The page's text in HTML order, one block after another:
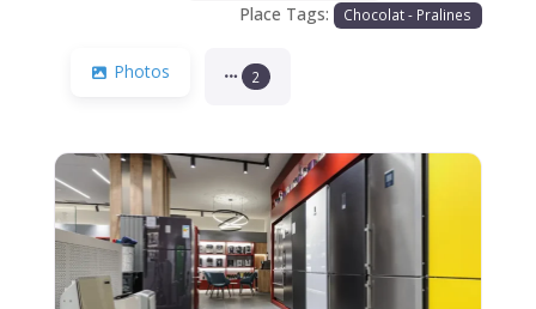
Place Tags: Chocolat - Pralines
Photos 2